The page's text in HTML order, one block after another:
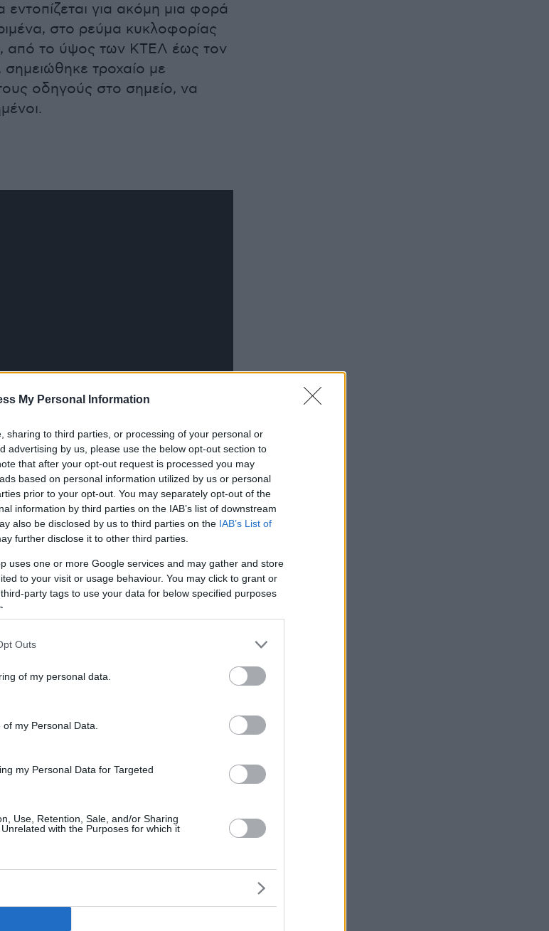
My Personal Information
sharing to third parties, or processing of your personal or
advertising by us, please use the below opt-out section to
that after your opt-out request is processed you may
based on personal information utilized by us or personal
prior to your opt-out. You may separately opt-out of the
information by third parties on the IAB’s list of downstream
also be disclosed by us to third parties on the IAB’s List of
further disclose it to other third parties.
uses one or more Google services and may gather and store
to your visit or usage behaviour. You may click to grant or
party tags to use your data for below specified purposes
Outs
of my personal data.
my Personal Data.
my Personal Data for Targeted
Use, Retention, Sale, and/or Sharing
with the Purposes for which it
για ακόμη μια φορά
στο ρεύμα κυκλοφορίας
από το ύψος των ΚΤΕΛ έως τον
τροχαίο με
οδηγούς στο σημείο, να